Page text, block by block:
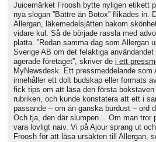
Juicemärket Froosh bytte nyligen etikett
nya slogan ”Bättre än Botox” flikades in.
Allergan, läkemedelsjätten bakom
vidare kul. Så de började rassla med
platta. ”Redan samma dag som Allergan
Sverige AB om det felaktiga
agerade företaget”, skriver de i ett
MyNewsdesk. Ett pressmeddelande som
innehåller ett dolt budskap eller formats
fick tips om att läsa den första
rubriken, och kunde konstatera att ett i
passande – om än ganska burdust – ord
Och tja, den där slumpen… Om man tror
vara lovligt naiv. Vi på Ajour sprang ut
Froosh för att läsa ursäkten till Allergan,